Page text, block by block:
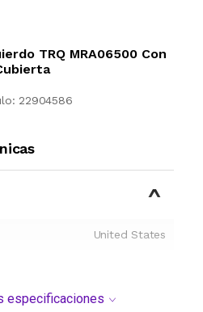
TRQ MRA06500 Con
22904586
United States
especificaciones